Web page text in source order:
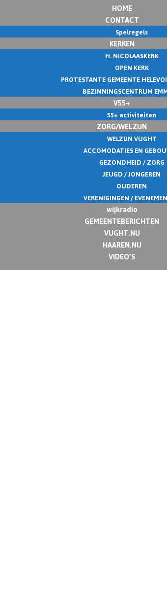
HOME
CONTACT
Spelregels
KERKEN
H. NICOLAASKERK
OPEN KERK
PROTESTANTE GEMEENTE
BEZINNINGSCENTRUM
V55+
55+ activiteiten
ZORG/WELZIJN
WELZIJN VUGHT
ACCOMODATIES EN
GEZONDHEID / ZORG
JEUGD / JONGEREN
OUDEREN
VERENIGINGEN /
wijkradio
GEMEENTEBERICHTEN
VUGHT.NU
HAAREN.NU
VIDEO’S